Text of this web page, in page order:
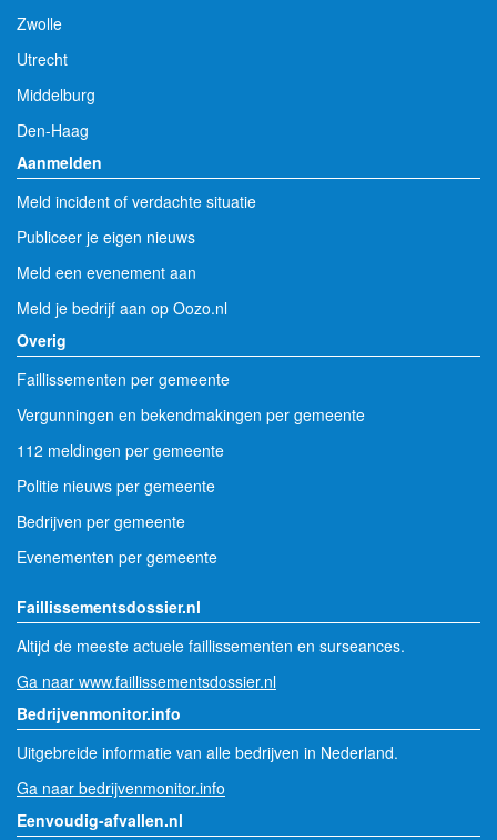
Zwolle
Utrecht
Middelburg
Den-Haag
Aanmelden
Meld incident of verdachte situatie
Publiceer je eigen nieuws
Meld een evenement aan
Meld je bedrijf aan op Oozo.nl
Overig
Faillissementen per gemeente
Vergunningen en bekendmakingen per gemeente
112 meldingen per gemeente
Politie nieuws per gemeente
Bedrijven per gemeente
Evenementen per gemeente
Faillissementsdossier.nl
Altijd de meeste actuele faillissementen en surseances.
Ga naar www.faillissementsdossier.nl
Bedrijvenmonitor.info
Uitgebreide informatie van alle bedrijven in Nederland.
Ga naar bedrijvenmonitor.info
Eenvoudig-afvallen.nl